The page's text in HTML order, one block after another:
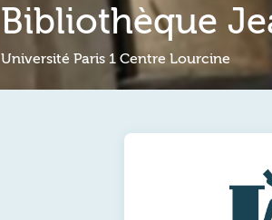
Bibliothèque
Université Paris 1 Centre Lourcine